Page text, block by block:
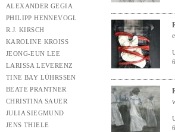
ALEXANDER GEGIA
PHILIPP HENNEVOGL
R.J. KIRSCH
KAROLINE KROISS
JEONG-EUN LEE
LARISSA LEVERENZ
TINE BAY LÜHRSSEN
BEATE PRANTNER
CHRISTINA SAUER
JULIA SIEGMUND
JENS THIELE